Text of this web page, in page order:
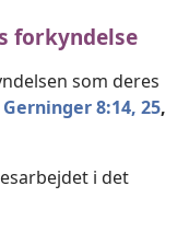
forkyndelse
som deres
8:14, 25,
i det